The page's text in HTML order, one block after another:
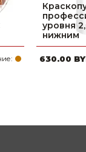
уровня
нижним
630.00